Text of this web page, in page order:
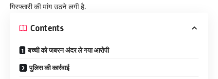
गिरफ्तारी की मांग उठने लगी है.
Contents
बच्ची को जबरन अंदर ले गया आरोपी
पुलिस की कार्रवाई